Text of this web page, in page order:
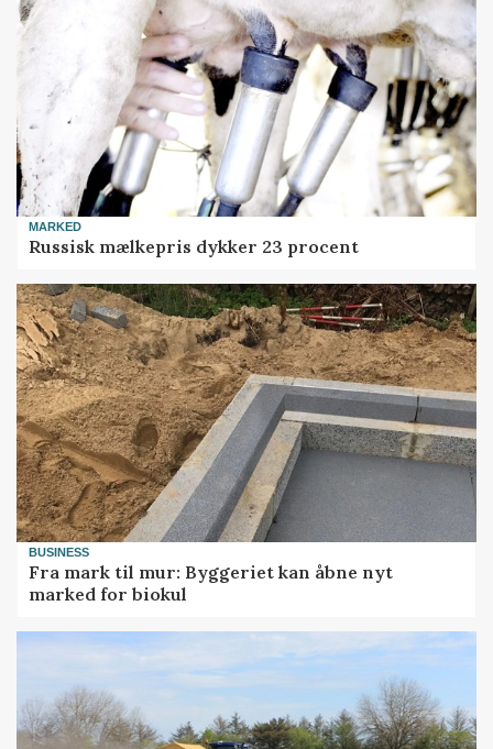
MARKED
Russisk mælkepris dykker 23 procent
BUSINESS
Fra mark til mur: Byggeriet kan åbne nyt
marked for biokul